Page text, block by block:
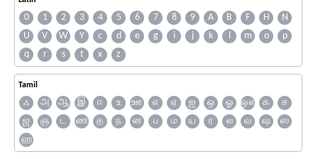
0 1 2 3 4 5 6 7 8 9 A B F H
N
U
V W Y c d e g i j k l m o
p
q
r s t x z
Tamil
ஃ அ ஆ இ ஈ உ ஊ எ ஏ ஐ ஒ ஓ ஔ க
ச
ஜ
ஞ ட ண த ந ன ப ம ய ர ல வ ஷ
ஸ
ஹ